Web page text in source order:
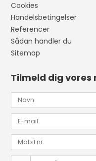
Cookies
Handelsbetingelser
Referencer
Sådan handler du
Sitemap
Tilmeld dig